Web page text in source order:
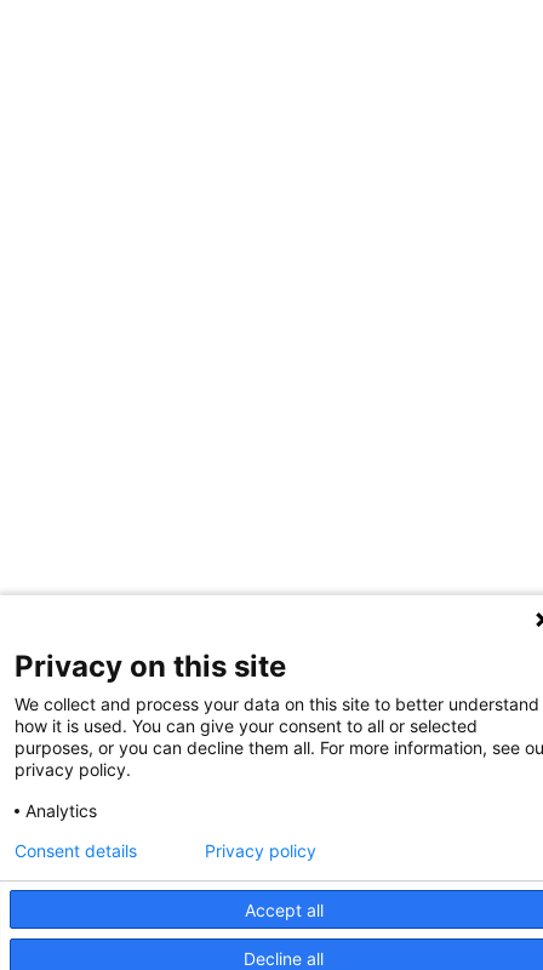
Privacy on this site
We collect and process your data on this site to better understand
how it is used. You can give your consent to all or selected
purposes, or you can decline them all. For more information, see
privacy policy.
Analytics
Accept all
Decline all
Consent details Privacy policy